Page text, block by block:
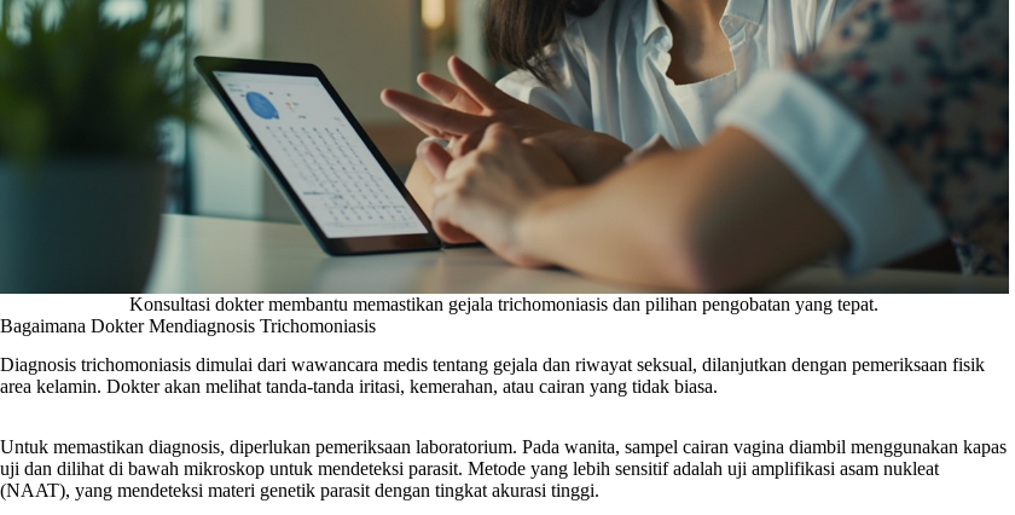
Konsultasi dokter membantu memastikan gejala trichomoniasis dan pilihan pengobatan yang tepat.
Bagaimana Dokter Mendiagnosis Trichomoniasis
Diagnosis trichomoniasis dimulai dari wawancara medis tentang gejala dan riwayat seksual, dilanjutkan dengan pemeriksaan fisik
area kelamin. Dokter akan melihat tanda-tanda iritasi, kemerahan, atau cairan yang tidak biasa.
Untuk memastikan diagnosis, diperlukan pemeriksaan laboratorium. Pada wanita, sampel cairan vagina diambil menggunakan kapas
uji dan dilihat di bawah mikroskop untuk mendeteksi parasit. Metode yang lebih sensitif adalah uji amplifikasi asam nukleat
(NAAT), yang mendeteksi materi genetik parasit dengan tingkat akurasi tinggi.